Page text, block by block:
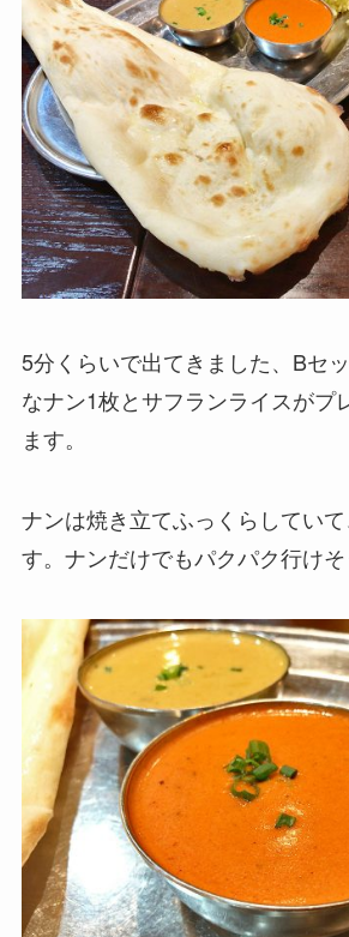
5分くらいで出てきました、Bセ
なナン1枚とサフランライスがプ
ます。
ナンは焼き立てふっくらしてい
す。ナンだけでもパクパク行けそ